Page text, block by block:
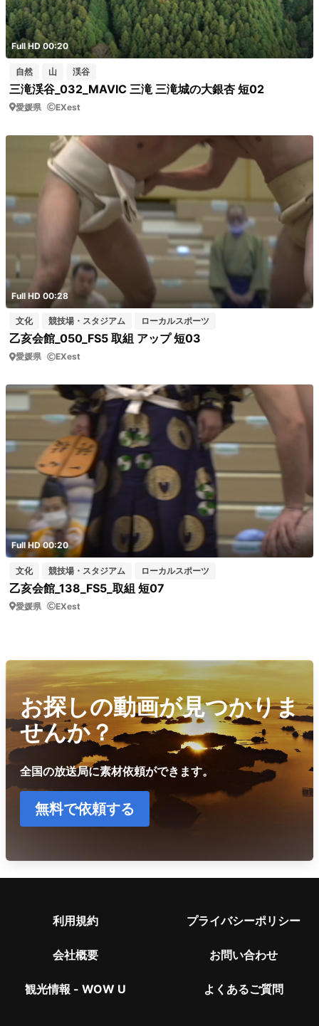
Full HD 00:20
自然 山 渓谷
三滝渓谷_032_MAVIC 三滝 三滝城の大銀杏 短02
愛媛県 EXest
Full HD 00:28
文化 競技場・スタジアム ローカルスポーツ
乙亥会館_050_FS5 取組 アップ 短03
愛媛県 EXest
Full HD 00:20
文化 競技場・スタジアム ローカルスポーツ
乙亥会館_138_FS5_取組 短07
愛媛県 EXest
お探しの動画が見つかりま
せんか？
全国の放送局に素材依頼ができます。
無料で依頼する
利用規約 プライバシーポリシー
会社概要 お問い合わせ
観光情報 - WOW U よくあるご質問